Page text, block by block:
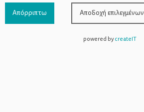
μέλι & έξτρα κανέλα για γαρνίρισμα
Απόρριπτω Αποδοχή επιλεγμένων
powered bycreateIT